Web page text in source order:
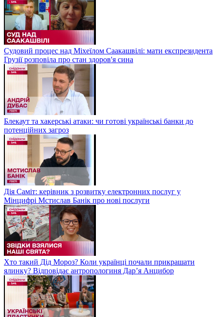
Судовий процес над Міхеїлом Саакашвілі: мати експрезидента
Грузії розповіла про стан здоров'я сина
Блекаут та хакерські атаки: чи готові українські банки до
потенційних загроз
Дія Саміт: керівник з розвитку електронних послуг у
Мінцифрі Мстислав Банік про нові послуги
Хто такий Дід Мороз? Коли українці почали прикрашати
ялинку? Відповідає антропологиня Дарʼя Анцибор